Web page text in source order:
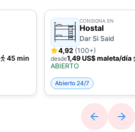
45 min
CONSIGNA EN
Hostal
Dar Si Said
4,92 (100+)
desde1,49 US$ maleta/día
ABIERTO
Abierto 24/7